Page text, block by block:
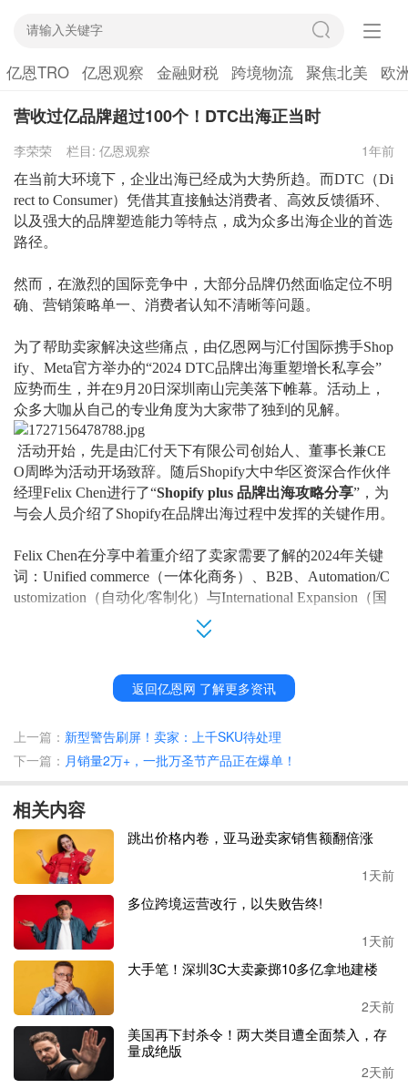
亿恩TRO 亿恩观察 金融财税 跨境物流 聚焦北美 欧
营收过亿品牌超过100个！DTC出海正当时
李荣荣 栏目: 亿恩观察 1年前
在当前大环境下，企业出海已经成为大势所趋。而DTC（Di
rect to Consumer）凭借其直接触达消费者、高效反馈循环、
以及强大的品牌塑造能力等特点，成为众多出海企业的首选
路径。
然而，在激烈的国际竞争中，大部分品牌仍然面临定位不明
确、营销策略单一、消费者认知不清晰等问题。
为了帮助卖家解决这些痛点，由亿恩网与汇付国际携手Shop
ify、Meta官方举办的“2024 DTC品牌出海重塑增长私享会”
应势而生，并在9月20日深圳南山完美落下帷幕。活动上，
众多大咖从自己的专业角度为大家带了独到的见解。
活动开始，先是由汇付天下有限公司创始人、董事长兼CE
O周晔为活动开场致辞。随后Shopify大中华区资深合作伙伴
经理Felix Chen进行了“Shopify plus 品牌出海攻略分享”， 为
与会人员介绍了Shopify在品牌出海过程中发挥的关键作用 。
Felix Chen在分享中着重介绍了卖家需要了解的2024年关键
词：Unified commerce（一体化商务）、B2B、Automation/C
ustomization（自动化/客制化）与International Expansion（国
务不止使零售商能够提供更有温度的客户体验，还能优化运
营并做出数据驱动的决策；在提高消费者重复购买率、增加
品牌的订单执行成本。
家，商户数量达到数百万；去年Shopify的商家总销售额达到
2360亿美元，营收超过1亿美元的品牌超过100个；平台的用
户也已经超过6.75亿。
3C出海品牌卖家增长故事”，从3C出海卖家的角度，深
入浅出的为卖家们分析了当前的市场趋势。Similarweb数据
显示，作为一家专注于机械键盘的品牌，Keychron独立站月
均访问量在2023年时就稳定在了220万左右，其中自然流量
占比能达到90%以上。
而后，Meta大中华区电子商务总监胡文龙为大家带来了“ 跨
境电商DTC出海市场潜力及增长策略
策略两个方向，深入剖析了当前行业的发展机遇与挑战，并
返回亿恩网 了解更多资讯
上一篇： 新型警告刷屏！卖家：上千SKU待处理
下一篇： 月销量2万+，一批万圣节产品正在爆单！
相关内容
跳出价格内卷，亚马逊卖家销售额翻倍涨
1天前
多位跨境运营改行，以失败告终!
1天前
大手笔！深圳3C大卖豪掷10多亿拿地建楼
2天前
美国再下封杀令！两大类目遭全面禁入，存
量成绝版
2天前